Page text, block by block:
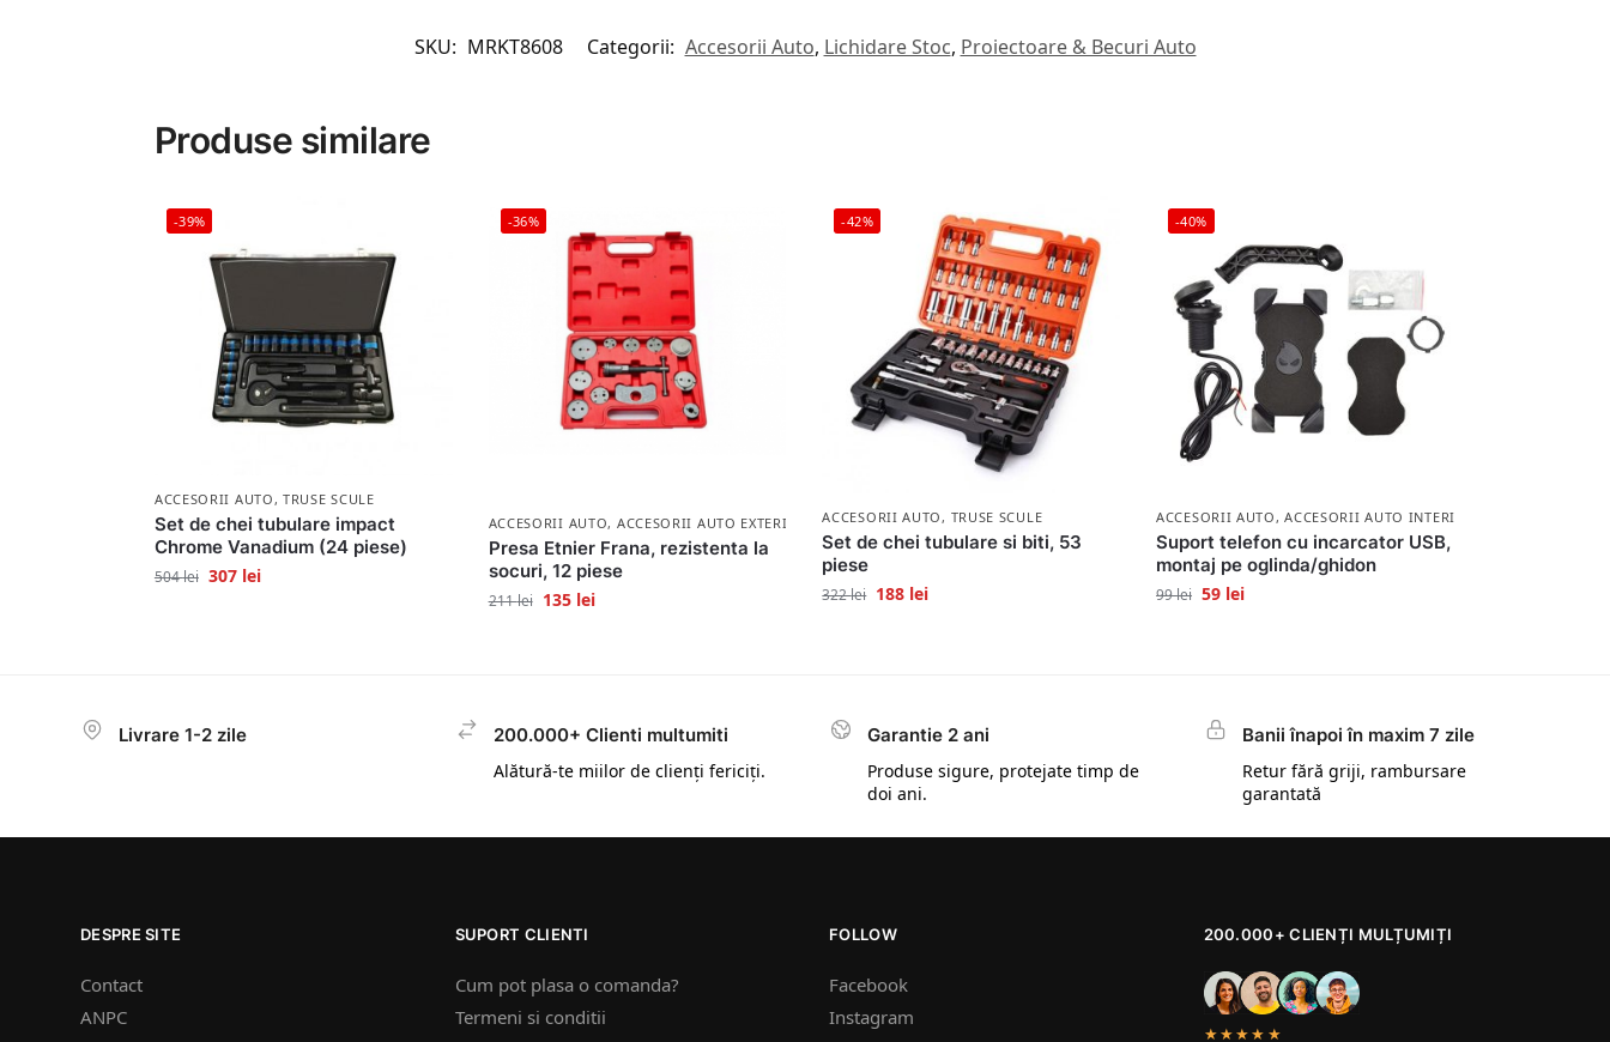
SKU: MRKT8608 Categorii: Accesorii Auto, Lichidare Stoc, Proiectoare & Becuri Auto
Produse similare
-39%
ACCESORII AUTO ,TRUSE SCULE
Set de chei tubulare impact
Chrome Vanadium (24 piese)
504lei 307 lei
-36%
ACCESORII AUTO, ACCESORII AUTO EXTERIOR
Presa Etnier Frana, rezistenta la
socuri, 12 piese
211lei 135 lei
-42%
ACCESORII AUTO, TRUSE SCULE
Set de chei tubulare si biti, 53
piese
322lei 188 lei
-40%
ACCESORII AUTO,ACCESORII AUTO INTERIOR
Suport telefon cu incarcator USB,
montaj pe oglinda/ghidon
99lei 59 lei
Livrare 1-2 zile
200.000+ Clienti multumiti
Alătură-te miilor de clienți fericiți.
Garantie 2 ani
Produse sigure, protejate timp de
doi ani.
Banii înapoi în maxim 7 zile
Retur fără griji, rambursare
garantată
DESPRE SITE
Contact
ANPC
SUPORT CLIENTI
Cum pot plasa o comanda?
Termeni si conditii
FOLLOW
Facebook
Instagram
200.000+ CLIENȚI MULȚUMIȚI
★★★★★